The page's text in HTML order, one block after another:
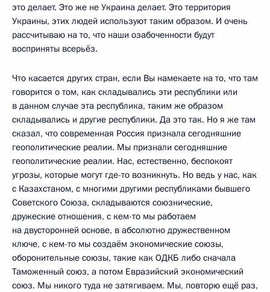
это делает. Это же не Украина делает. Это территория
Украины, этих людей используют таким образом. И очень
рассчитываю на то, что наши озабоченности будут
восприняты всерьёз.
Что касается других стран, если Вы намекаете на то, что там
говорится о том, как складывались эти республики или
в данном случае эта республика, таким же образом
складывались и другие республики. Да это так. Но я же там
сказал, что современная Россия признала сегодняшние
геополитические реалии. Мы признали сегодняшние
геополитические реалии. Нас, естественно, беспокоят
угрозы, которые могут где-то возникнуть. Но ведь у нас, как
с Казахстаном, с многими другими республиками бывшего
Советского Союза, складываются союзнические,
дружеские отношения, с кем-то мы работаем
на двусторонней основе, в абсолютно дружественном
ключе, с кем-то мы создаём экономические союзы,
оборонительные союзы, такие как ОДКБ либо сначала
Таможенный союз, а потом Евразийский экономический
союз. Мы никого туда не затягиваем. Мы, повторю ещё раз,